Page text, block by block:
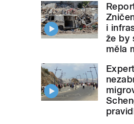
i
že by
měla